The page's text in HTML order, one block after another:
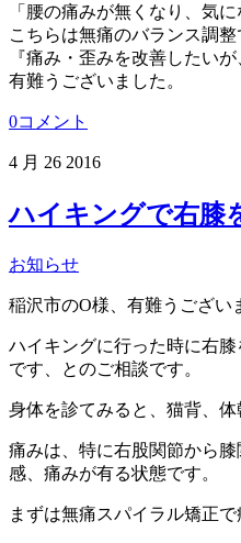
「腰の痛みが無くなり、気
こちらは無痛のバランス調
『痛み・歪みを改善したい
有難うございました。
0コメント
4 月 26 2016
ハイキングで右膝
お知らせ
稲沢市のO様、有難うござい
ハイキングに行った時に右
です、とのご相談です。
身体を診てみると、猫背、
痛みは、特に右股関節から
感、痛みが有る状態です。
まずは無痛スパイラル矯正